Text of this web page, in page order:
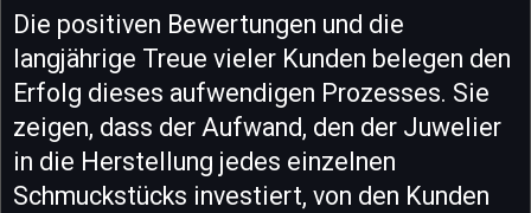
Die positiven Bewertungen und die
langjährige Treue vieler Kunden belegen den
Erfolg dieses aufwendigen Prozesses. Sie
zeigen, dass der Aufwand, den der Juwelier
in die Herstellung jedes einzelnen
Schmuckstücks investiert, von den Kunden